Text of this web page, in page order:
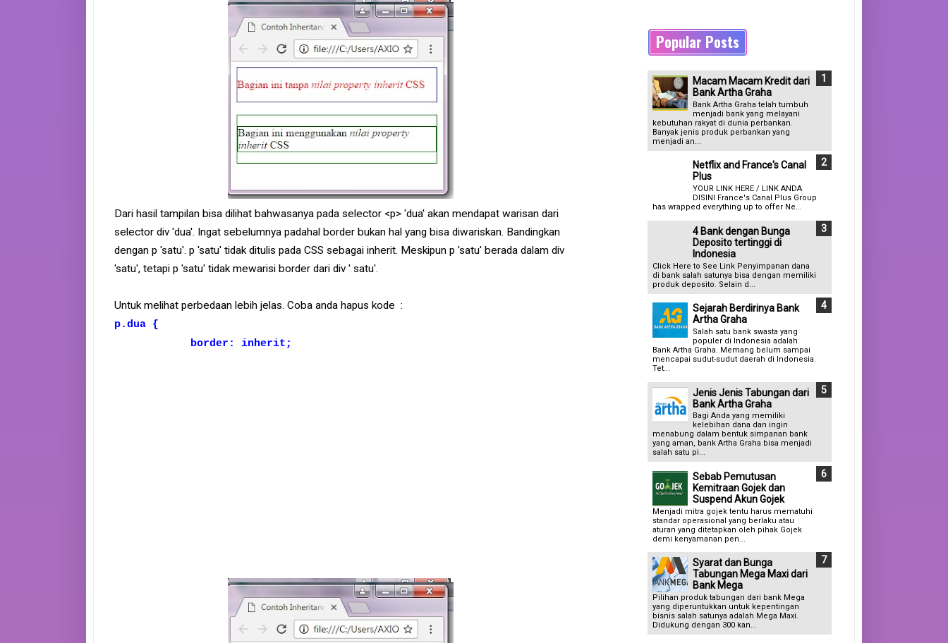
Dari hasil tampilan bisa dilihat bahwasanya pada selector <p> 'dua' akan mendapat warisan dari
selector div 'dua'. Ingat sebelumnya padahal border bukan hal yang bisa diwariskan. Bandingkan
dengan p 'satu'. p 'satu' tidak ditulis pada CSS sebagai inherit. Meskipun p 'satu' berada dalam div
'satu', tetapi p 'satu' tidak mewarisi border dari div ' satu'.
Untuk melihat perbedaan lebih jelas. Coba anda hapus kode :
p.dua {
border: inherit;
Popular Posts
Macam Macam Kredit dari
Bank Artha Graha
Bank Artha Graha telah tumbuh
menjadi bank yang melayani
kebutuhan rakyat di dunia perbankan.
Banyak jenis produk perbankan yang
menjadi an...
Netflix and France's Canal
Plus
YOUR LINK HERE / LINK ANDA
DISINI France's Canal Plus Group
has wrapped everything up to offer Ne...
4 Bank dengan Bunga
Deposito tertinggi di
Indonesia
Click Here to See Link Penyimpanan dana
di bank salah satunya bisa dengan memiliki
produk deposito. Selain d...
Sejarah Berdirinya Bank
Artha Graha
Salah satu bank swasta yang
populer di Indonesia adalah
Bank Artha Graha. Memang belum sampai
mencapai sudut-sudut daerah di Indonesia.
Tet...
Jenis Jenis Tabungan dari
Bank Artha Graha
Bagi Anda yang memiliki
kelebihan dana dan ingin
menabung dalam bentuk simpanan bank
yang aman, bank Artha Graha bisa menjadi
salah satu pi...
Sebab Pemutusan
Kemitraan Gojek dan
Suspend Akun Gojek
Menjadi mitra gojek tentu harus mematuhi
standar operasional yang berlaku atau
aturan yang ditetapkan oleh pihak Gojek
demi kenyamanan pen...
Syarat dan Bunga
Tabungan Mega Maxi dari
Bank Mega
Pilihan produk tabungan dari bank Mega
yang diperuntukkan untuk kepentingan
bisnis salah satunya adalah Mega Maxi.
Didukung dengan 300 kan...